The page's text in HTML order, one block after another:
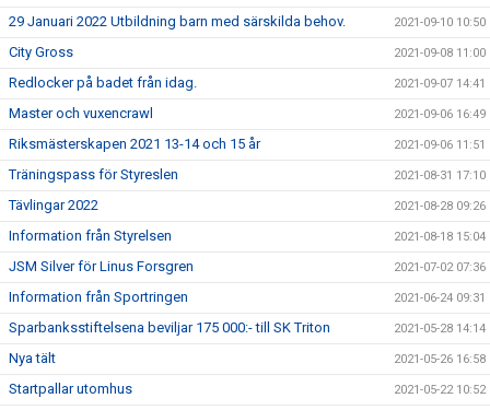
29 Januari 2022 Utbildning barn med särskilda behov. 2021-09-10 10:50
City Gross 2021-09-08 11:00
Redlocker på badet från idag. 2021-09-07 14:41
Master och vuxencrawl 2021-09-06 16:49
Riksmästerskapen 2021 13-14 och 15 år 2021-09-06 11:51
Träningspass för Styreslen 2021-08-31 17:10
Tävlingar 2022 2021-08-28 09:26
Information från Styrelsen 2021-08-18 15:04
JSM Silver för Linus Forsgren 2021-07-02 07:36
Information från Sportringen 2021-06-24 09:31
Sparbanksstiftelsena beviljar 175 000:- till SK Triton 2021-05-28 14:14
Nya tält 2021-05-26 16:58
Startpallar utomhus 2021-05-22 10:52